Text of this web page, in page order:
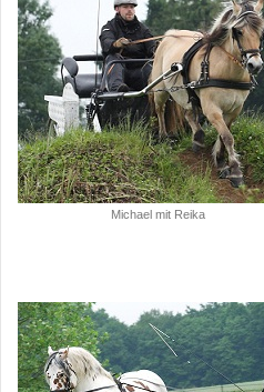
Michael mit Reika